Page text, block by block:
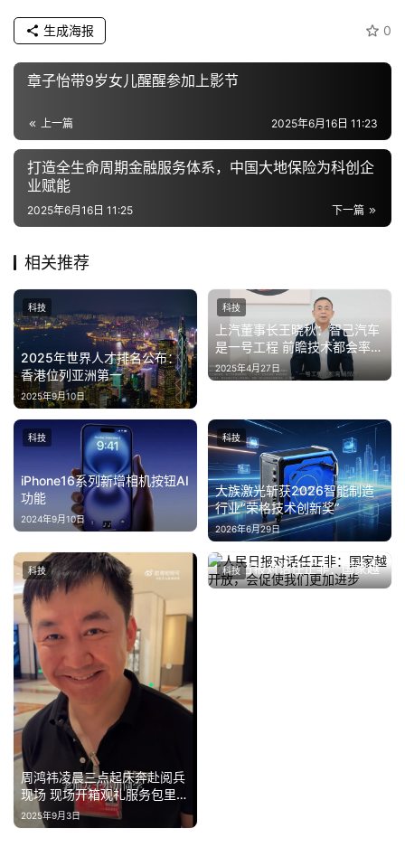
能
0
生成海报
章子怡带9岁女儿醒醒参加上影节
上一篇 2025年6月16日 11:23
打造全生命周期金融服务体系，中国大地保险为科创企
业赋能
下一篇
2025年6月16日 11:25
相关推荐
2025年世界人才排名公布：
香港位列亚洲第一
2025年9月10日
科技
上汽董事长王晓秋：智己汽车
是一号工程 前瞻技术都会率先
落地
2025年4月27日
科技
iPhone16系列新增相机按钮AI
功能
2024年9月10日
科技
大族激光斩获2026智能制造
行业“荣格技术创新奖”
2026年6月29日
科技
周鸿祎凌晨三点起床奔赴阅兵
现场 现场开箱观礼服务包里都
有啥
2025年9月3日
科技
人民日报对话任正非：国家越
开放，会促使我们更加进步
2025年6月10日
科技